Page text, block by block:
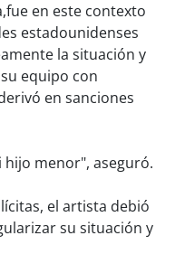
en este contexto
estadounidenses
la situación y
equipo con
en sanciones
menor", aseguró.
el artista debió
su situación y